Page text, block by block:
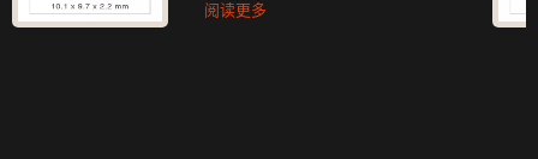
阅读更多